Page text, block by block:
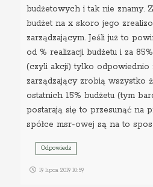
budżetowych i tak nie znamy.
budżet na x skoro jego
zarządzającym. Jeśli już to
od % realizacji budżetu i za
(czyli akcji) tylko odpowiednio
zarządzający zrobią wszystko
ostatnich 15% budżetu (tym
postarają się to przesunąć na
spółce msr-owej są na to
Odpowiedz
19 lipca 2019 10:59